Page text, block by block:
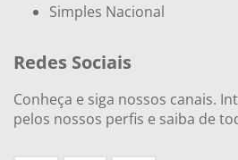
Simples Nacional
Redes Sociais
Conheça e siga nossos canais.
pelos nossos perfis e saiba de